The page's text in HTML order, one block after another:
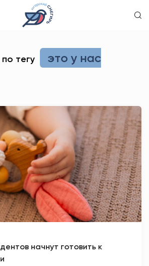
ЗДОРОВЬЕ
ПСИХОЛОГИЯ
КУЛЬТУРА
СПОРТ
ВОПРОС-ОТВЕТ
У НАС СЕМЕЙНОЕ
АНТИТЕРРОР
тегу
это у нас
начнут готовить к